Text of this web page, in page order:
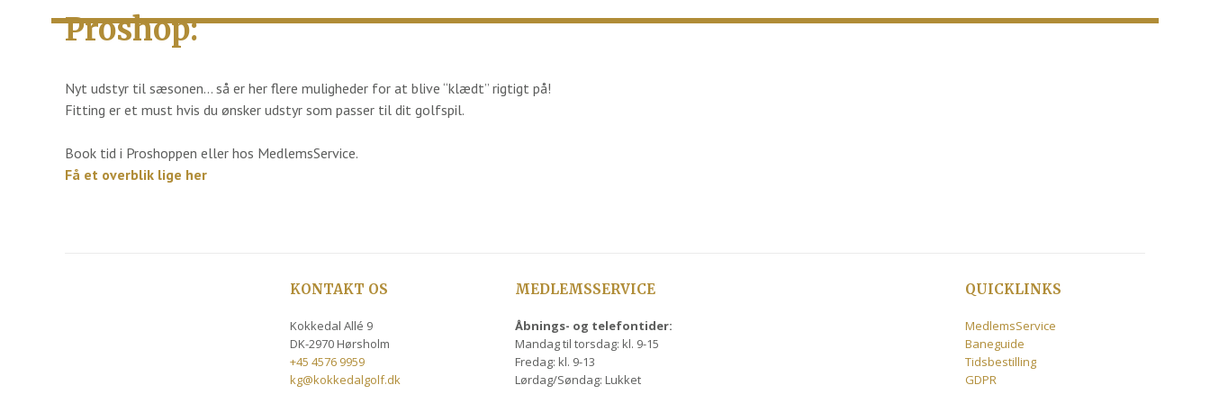
Proshop:
Nyt udstyr til sæsonen… så er her flere muligheder for at blive “klædt” rigtigt på!
Fitting er et must hvis du ønsker udstyr som passer til dit golfspil.
Book tid i Proshoppen eller hos MedlemsService.
Få et overblik lige her
KONTAKT OS
Kokkedal Allé 9
DK-2970 Hørsholm
+45 4576 9959
kg@kokkedalgolf.dk
MEDLEMSSERVICE
Åbnings- og telefontider:
Mandag til torsdag: kl. 9-15
Fredag: kl. 9-13
Lørdag/Søndag: Lukket
QUICKLINKS
MedlemsService
Baneguide
Tidsbestilling
GDPR